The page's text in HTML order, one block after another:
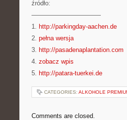
źródło:
———————————
1. http://parkingday-aachen.de
2. pełna wersja
3. http://pasadenaplantation.com
4. zobacz wpis
5. http://patara-tuerkei.de
CATEGORIES: ALKOHOLE
Comments are closed.